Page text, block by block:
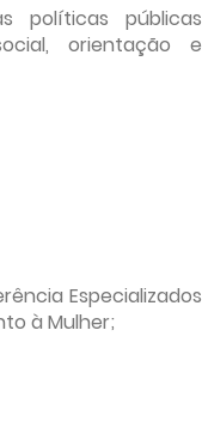
políticas públicas
orientação e
Especializados
à Mulher;